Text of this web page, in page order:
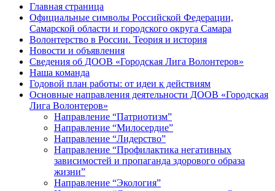
Главная страница
Официальные символы Российской Федерации,
Самарской области и городского округа Самара
Волонтерство в России. Теория и история
Новости и объявления
Сведения об ДООВ «Городская Лига Волонтеров»
Наша команда
Годовой план работы: от идеи к действиям
Основные направления деятельности ДООВ «Городская
Лига Волонтеров»
Направление “Патриотизм”
Направление “Милосердие”
Направление “Лидерство”
Направление “Профилактика негативных
зависимостей и пропаганда здорового образа
жизни”
Направление “Экология”